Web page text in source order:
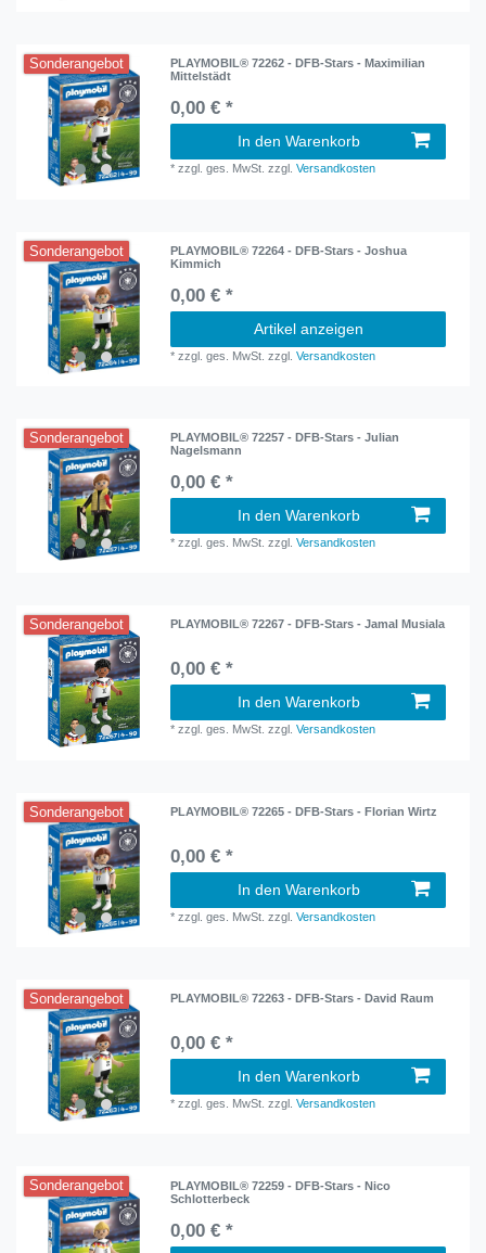
Sonderangebot
PLAYMOBIL® 72262 - DFB-Stars - Maximilian
Mittelstädt
0,00 € *
In den Warenkorb
*zzgl. ges. MwSt. zzgl.Versandkosten
Sonderangebot
PLAYMOBIL® 72264 - DFB-Stars - Joshua
Kimmich
0,00 € *
Artikel anzeigen
*zzgl. ges. MwSt. zzgl.Versandkosten
Sonderangebot
PLAYMOBIL® 72257 - DFB-Stars - Julian
Nagelsmann
0,00 € *
In den Warenkorb
*zzgl. ges. MwSt. zzgl.Versandkosten
Sonderangebot PLAYMOBIL® 72267 - DFB-Stars - Jamal Musiala
0,00 € *
In den Warenkorb
*zzgl. ges. MwSt. zzgl.Versandkosten
Sonderangebot PLAYMOBIL® 72265 - DFB-Stars - Florian Wirtz
0,00 € *
In den Warenkorb
*zzgl. ges. MwSt. zzgl.Versandkosten
Sonderangebot PLAYMOBIL® 72263 - DFB-Stars - David Raum
0,00 € *
In den Warenkorb
*zzgl. ges. MwSt. zzgl.Versandkosten
Sonderangebot
PLAYMOBIL® 72259 - DFB-Stars - Nico
Schlotterbeck
0,00 € *